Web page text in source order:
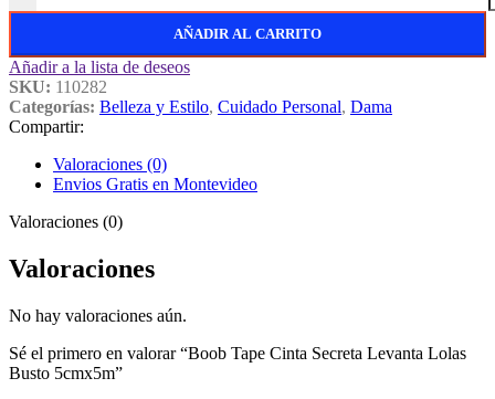
AÑADIR AL CARRITO
Añadir a la lista de deseos
SKU: 110282
Categorías: Belleza y Estilo, Cuidado Personal, Dama
Compartir:
Valoraciones (0)
Envios Gratis en Montevideo
Valoraciones (0)
Valoraciones
No hay valoraciones aún.
Sé el primero en valorar “Boob Tape Cinta Secreta Levanta Lolas
Busto 5cmx5m”